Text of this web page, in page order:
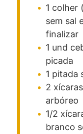
1 colher
sem sal
finalizar
1 und
picada
1 pitada
2
arbóreo
1/2
branco